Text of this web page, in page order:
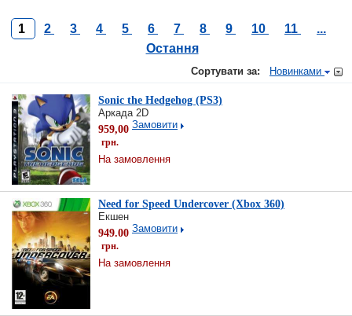
1 2 3 4 5 6 7 8 9 10 11
...
Остання
Сортувати за: Новинками
Sonic the Hedgehog (PS3)
Аркада 2D
959,00
грн.
Замовити
На замовлення
Need for Speed ​​Undercover (Xbox 360)
Екшен
949.00
грн.
Замовити
На замовлення